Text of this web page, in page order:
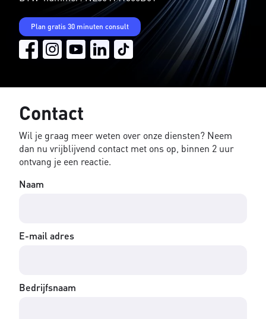
Plan gratis 30 minuten consult
Contact
Wil je graag meer weten over onze diensten? Neem
dan nu vrijblijvend contact met ons op, binnen 2 uur
ontvang je een reactie.
Naam
E-mail adres
Bedrijfsnaam